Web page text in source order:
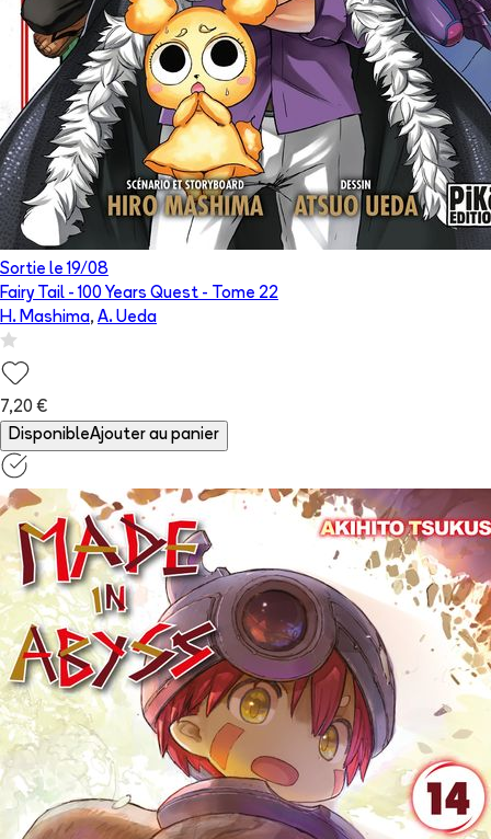
Sortie le 19/08
Fairy Tail - 100 Years Quest - Tome 22
H. Mashima, A. Ueda
7,20 €
DisponibleAjouter au panier